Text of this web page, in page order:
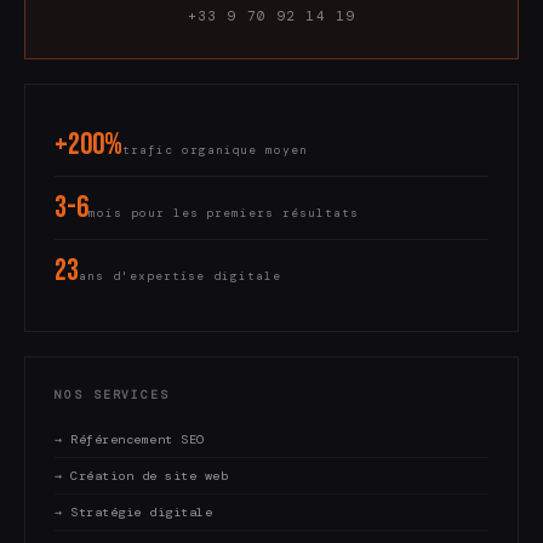
+33 9 70 92 14 19
+200%trafic organique moyen
3-6mois pour les premiers résultats
23ans d'expertise digitale
NOS SERVICES
→ Référencement SEO
→ Création de site web
→ Stratégie digitale